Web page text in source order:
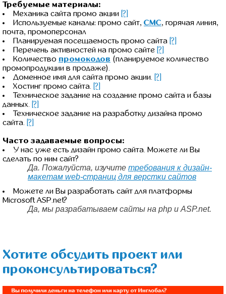
Требуемые материалы:
Механика сайта промо акции [?]
Используемые каналы: промо сайт, СМС, горячая линия,
почта, промоперсонал
Планируемая посещаемость промо сайта [?]
Перечень активностей на промо сайте [?]
Количество промокодов (планируемое количество
промопродукции в продаже).
Доменное имя для сайта промо акции. [?]
Хостинг промо сайта. [?]
Техническое задание на создание промо сайта и базы
данных. [?]
Техническое задание на разработку дизайна промо
сайта. [?]
Часто задаваемые вопросы:
У нас уже есть дизайн промо сайта. Можете ли Вы
сделать по ним сайт?
Да. Пожалуйста, изучите требования к дизайн-
макетам web-страниц для верстки сайтов
Можете ли Вы разработать сайт для платформы
Microsoft ASP.net?
Да, мы разрабатываем сайты на php и ASP.net.
Хотите обсудить проект или
проконсультироваться?